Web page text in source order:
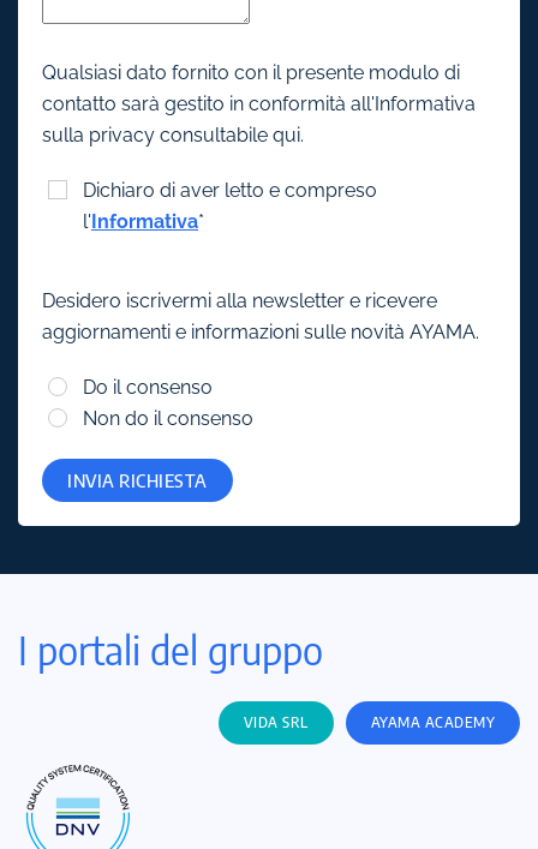
Qualsiasi dato fornito con il presente modulo di
contatto sarà gestito in conformità all'Informativa
sulla privacy consultabile qui.
Dichiaro di aver letto e compreso
l'Informativa*
Desidero iscrivermi alla newsletter e ricevere
aggiornamenti e informazioni sulle novità AYAMA.
Do il consenso
Non do il consenso
INVIA RICHIESTA
I portali del gruppo
VIDA SRL AYAMA ACADEMY